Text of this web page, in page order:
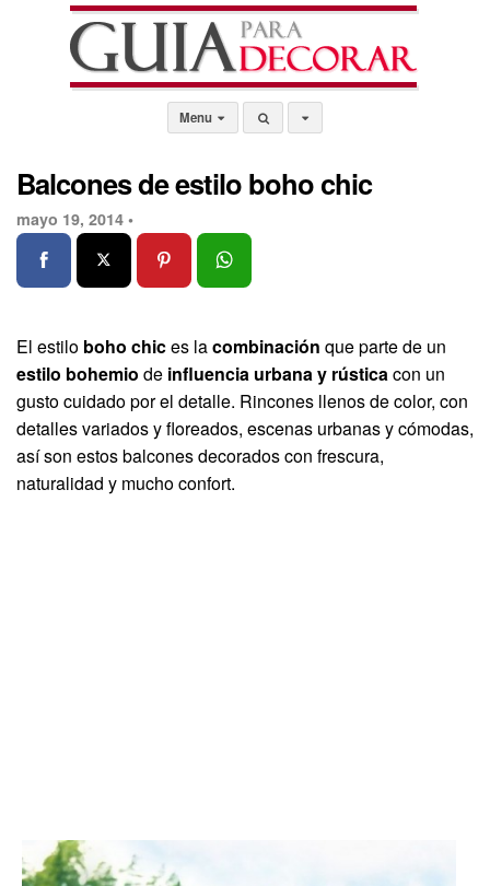
Menu
Balcones de estilo boho chic
mayo 19, 2014 •
El estilo boho chices lacombinación que parte de un
estilo bohemio de influencia urbana y rústicacon un
gusto cuidado por el detalle. Rincones llenos de color, con
detalles variados y floreados, escenas urbanas y cómodas,
así son estos balcones decorados con frescura,
naturalidad y mucho confort.